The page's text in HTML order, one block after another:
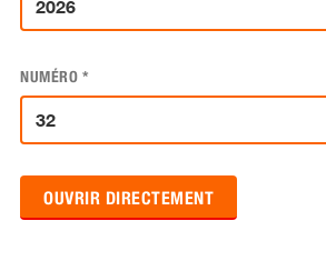
NUMÉRO *
OUVRIR DIRECTEMENT